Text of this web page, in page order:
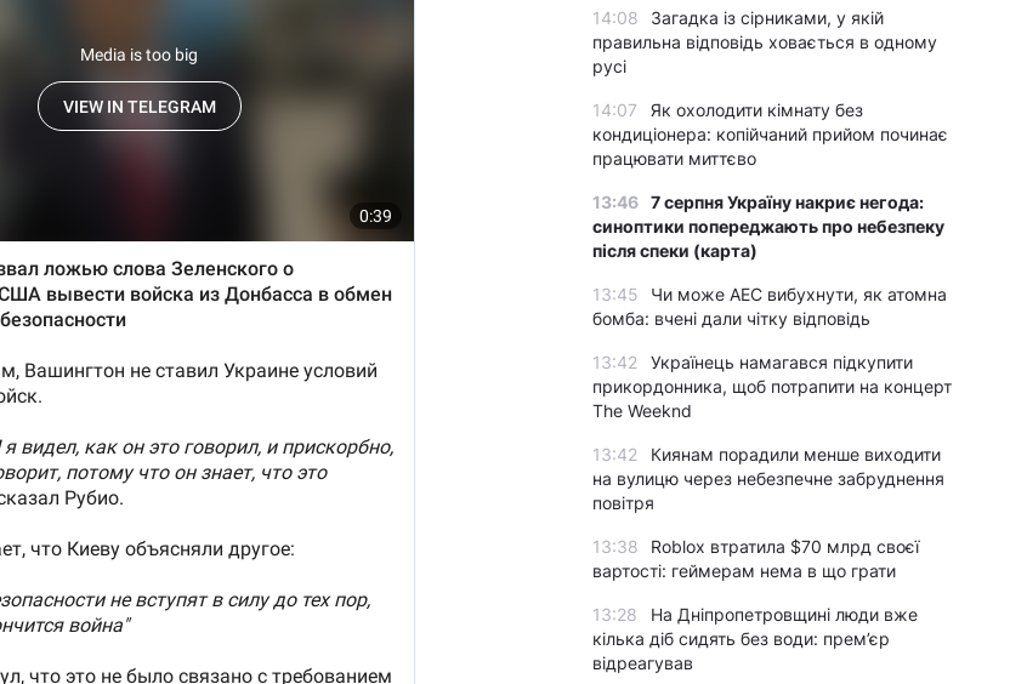
14:08
Загадка із сірниками, у якій
правильна відповідь ховається в одному
русі
14:07
Як охолодити кімнату без
кондиціонера: копійчаний прийом починає
працювати миттєво
13:46 7 серпня Україну накриє негода:
синоптики попереджають про небезпеку
після спеки (карта)
13:45
Чи може АЕС вибухнути, як атомна
бомба: вчені дали чітку відповідь
13:42
Українець намагався підкупити
прикордонника, щоб потрапити на концерт
The Weeknd
13:42
Киянам порадили менше виходити
на вулицю через небезпечне забруднення
повітря
13:38
Roblox втратила $70 млрд своєї
вартості: геймерам нема в що грати
13:28
На Дніпропетровщині люди вже
кілька діб сидять без води: прем’єр
відреагував